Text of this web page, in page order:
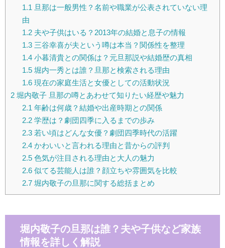
1.1 旦那は一般男性？名前や職業が公表されていない理
由
1.2夫や子供はいる？2013年の結婚と息子の情報
1.3三谷幸喜が夫という噂は本当？関係性を整理
1.4小暮清貴との関係は？元旦那説や結婚歴の真相
1.5堀内一秀とは誰？旦那と検索される理由
1.6現在の家庭生活と女優としての活動状況
2 堀内敬子 旦那の噂とあわせて知りたい経歴や魅力
2.1 年齢は何歳？結婚や出産時期との関係
2.2学歴は？劇団四季に入るまでの歩み
2.3若い頃はどんな女優？劇団四季時代の活躍
2.4かわいいと言われる理由と昔からの評判
2.5色気が注目される理由と大人の魅力
2.6似てる芸能人は誰？顔立ちや雰囲気を比較
2.7堀内敬子の旦那に関する総括まとめ
堀内敬子の旦那は誰？夫や子供など家族
情報を詳しく解説